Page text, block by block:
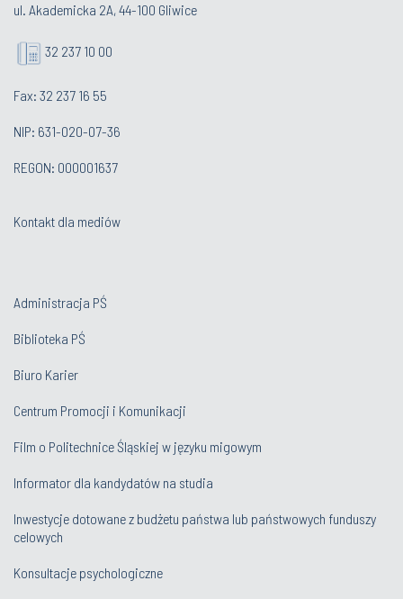
ul. Akademicka 2A, 44-100 Gliwice
32 237 10 00
Fax: 32 237 16 55
NIP: 631-020-07-36
REGON: 000001637
Kontakt dla mediów
Administracja PŚ
Biblioteka PŚ
Biuro Karier
Centrum Promocji i Komunikacji
Film o Politechnice Śląskiej w języku migowym
Informator dla kandydatów na studia
Inwestycje dotowane z budżetu państwa lub państwowych funduszy
celowych
Konsultacje psychologiczne